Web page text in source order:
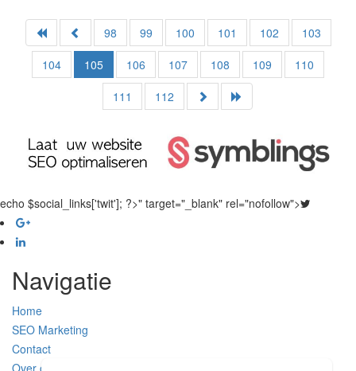
98 99 100 101 102
103
104
105 106 107 108 109
110
111
112
echo $social_links['twit']; ?>" target="_blank" rel="nofollow">
Navigatie
Home
SEO Marketing
Contact
Over ons